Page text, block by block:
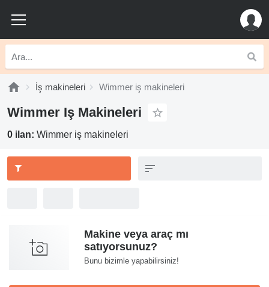
İş makineleri Wimmer iş makineleri
Wimmer Iş Makineleri
0 ilan: Wimmer iş makineleri
Makine veya araç mı
satıyorsunuz?
Bunu bizimle yapabilirsiniz!